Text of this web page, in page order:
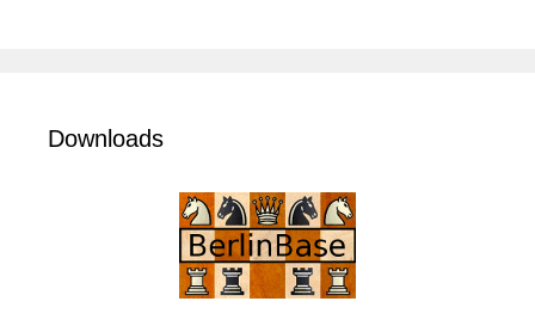
Downloads